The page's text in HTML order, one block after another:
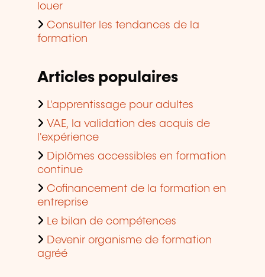
louer
Consulter les tendances de la
formation
Articles populaires
L'apprentissage pour adultes
VAE, la validation des acquis de
l'expérience
Diplômes accessibles en formation
continue
Cofinancement de la formation en
entreprise
Le bilan de compétences
Devenir organisme de formation
agréé